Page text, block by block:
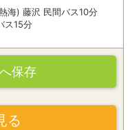
海) 藤沢 民間バス10分
ス15分
保存
る